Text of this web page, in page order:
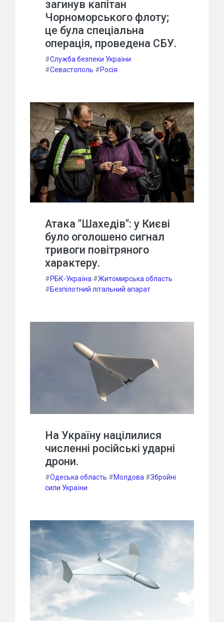
загинув капітан
Чорноморського флоту;
це була спеціальна
операція, проведена СБУ.
#Служба безпеки України
#Севастополь #Росія
Атака "Шахедів": у Києві
було оголошено сигнал
тривоги повітряного
характеру.
#РБК-Україна #Житомирська область
#Безпілотний літальний апарат
На Україну націлилися
численні російські ударні
дрони.
#Одеська область #Молдова #Збройні
сили України